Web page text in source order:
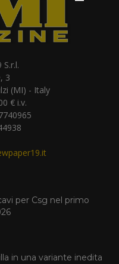
3
(MI) - Italy
€ i.v.
per Csg nel primo
in una variante inedita